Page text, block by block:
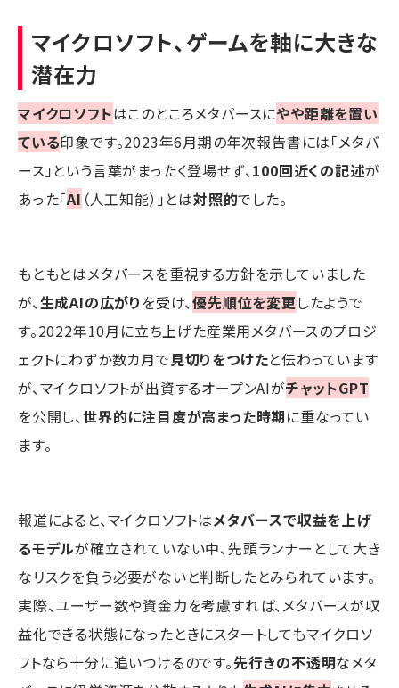
マイクロソフト、ゲームを軸に大きな
潜在力
マイクロソフトはこのところメタバースにやや距離を置い
ている印象です。2023年6月期の年次報告書には「メタバ
ース」という言葉がまったく登場せず、100回近くの記述が
あった「AI （人工知能）」とは対照的でした。
もともとはメタバースを重視する方針を示していました
が、生成AIの広がりを受け、優先順位を変更したようで
す。2022年10月に立ち上げた産業用メタバースのプロジ
ェクトにわずか数カ月で 見切りをつけたと伝わっています
が、マイクロソフトが出資するオープンAIがチャットGPT
を公開し、世界的に注目度が高まった時期に重なってい
ます。
報道によると、マイクロソフトはメタバースで収益を上げ
るモデルが確立されていない中、先頭ランナーとして大き
なリスクを負う必要がないと判断したとみられています。
実際、ユーザー数や資金力を考慮すれば、メタバースが収
益化できる状態になったときにスタートしてもマイクロソ
フトなら十分に追いつけるのです。先行きの不透明なメタ